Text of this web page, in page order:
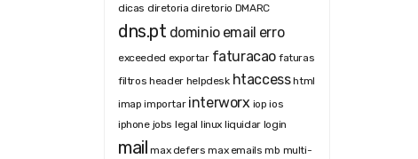
dicas diretoria diretorio DMARC
dns.pt dominio email erro
exceeded exportar faturacao faturas
filtros header helpdesk htaccess html
imap importar interworx iop ios
iphone jobs legal linux liquidar login
mail max defers max emails mb multi-